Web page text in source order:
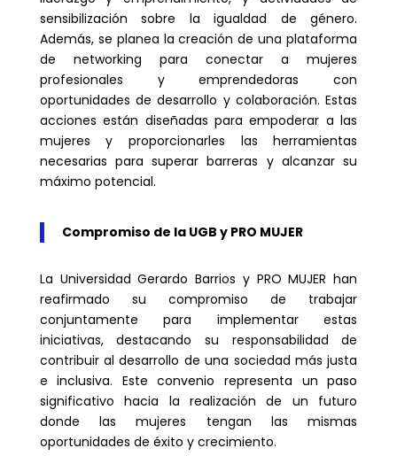
sensibilización sobre la igualdad de género.
Además, se planea la creación de una plataforma
de networking para conectar a mujeres
profesionales y emprendedoras con
oportunidades de desarrollo y colaboración. Estas
acciones están diseñadas para empoderar a las
mujeres y proporcionarles las herramientas
necesarias para superar barreras y alcanzar su
máximo potencial.
Compromiso de la UGB y PRO MUJER
La Universidad Gerardo Barrios y PRO MUJER han
reafirmado su compromiso de trabajar
conjuntamente para implementar estas
iniciativas, destacando su responsabilidad de
contribuir al desarrollo de una sociedad más justa
e inclusiva. Este convenio representa un paso
significativo hacia la realización de un futuro
donde las mujeres tengan las mismas
oportunidades de éxito y crecimiento.